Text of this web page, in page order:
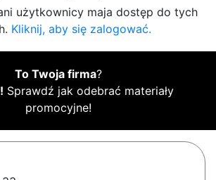
użytkownicy maja dostęp do tych
Kliknij, aby się zalogować.
To Twoja firma?
Sprawdź jak odebrać materiały
promocyjne!